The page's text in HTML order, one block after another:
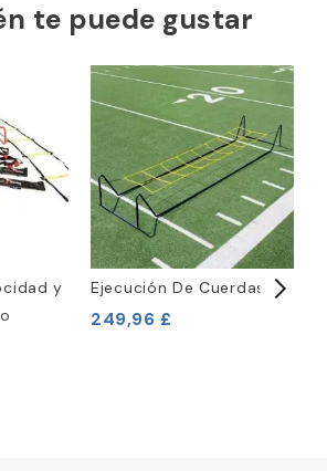
te puede gustar
y
Ejecución De Cuerdas
249,96 £